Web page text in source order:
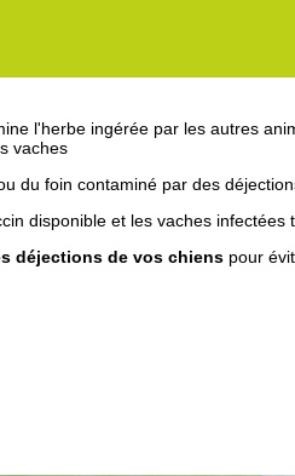
l'herbe ingérée par les autres
vaches
du foin contaminé par des
disponible et les vaches
déjections de vos chienspour